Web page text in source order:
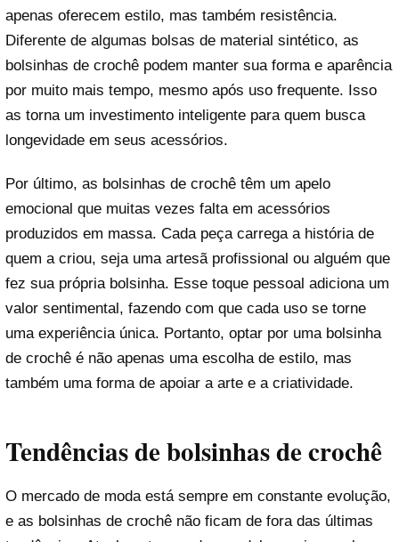
apenas oferecem estilo, mas também resistência.
Diferente de algumas bolsas de material sintético, as
bolsinhas de crochê podem manter sua forma e aparência
por muito mais tempo, mesmo após uso frequente. Isso
as torna um investimento inteligente para quem busca
longevidade em seus acessórios.
Por último, as bolsinhas de crochê têm um apelo
emocional que muitas vezes falta em acessórios
produzidos em massa. Cada peça carrega a história de
quem a criou, seja uma artesã profissional ou alguém que
fez sua própria bolsinha. Esse toque pessoal adiciona um
valor sentimental, fazendo com que cada uso se torne
uma experiência única. Portanto, optar por uma bolsinha
de crochê é não apenas uma escolha de estilo, mas
também uma forma de apoiar a arte e a criatividade.
Tendências de bolsinhas de crochê
O mercado de moda está sempre em constante evolução,
e as bolsinhas de crochê não ficam de fora das últimas